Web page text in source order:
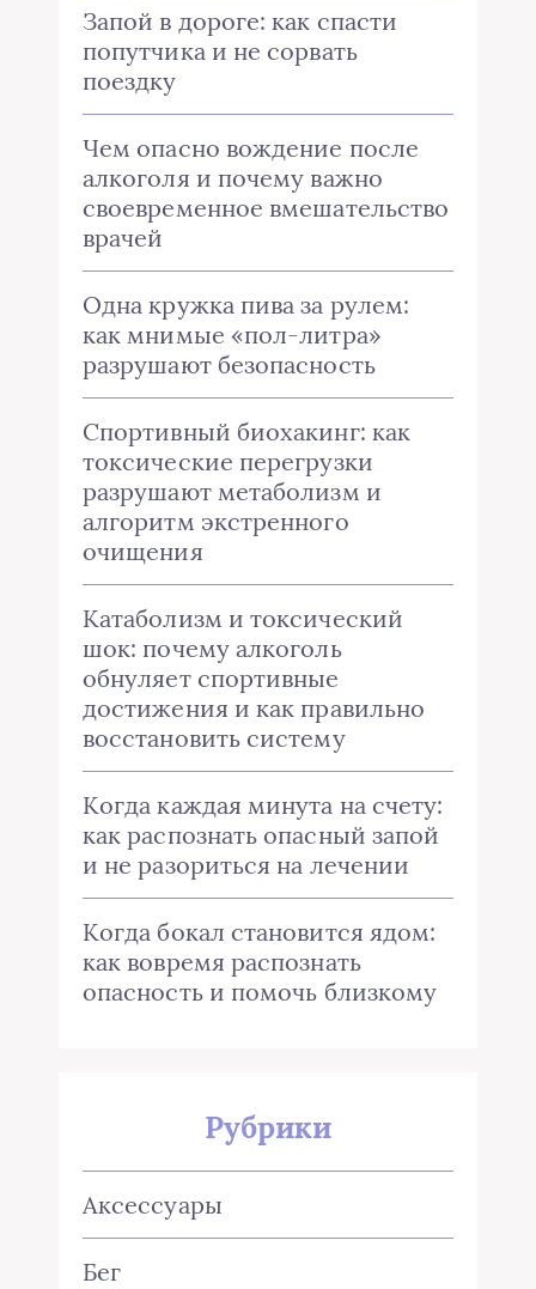
Запой в дороге: как спасти
попутчика и не сорвать
поездку
Чем опасно вождение после
алкоголя и почему важно
своевременное вмешательство
врачей
Одна кружка пива за рулем:
как мнимые «пол-литра»
разрушают безопасность
Спортивный биохакинг: как
токсические перегрузки
разрушают метаболизм и
алгоритм экстренного
очищения
Катаболизм и токсический
шок: почему алкоголь
обнуляет спортивные
достижения и как правильно
восстановить систему
Когда каждая минута на счету:
как распознать опасный запой
и не разориться на лечении
Когда бокал становится ядом:
как вовремя распознать
опасность и помочь близкому
Рубрики
Аксессуары
Бег